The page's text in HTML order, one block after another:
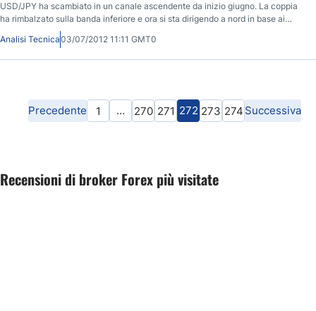
USD/JPY ha scambiato in un canale ascendente da inizio giugno. La coppia
ha rimbalzato sulla banda inferiore e ora si sta dirigendo a nord in base ai
grafici a 4H e 30M. Segui qui i Segnali Forex della coppia USD/JPY.
Analisi Tecnica03/07/2012 11:11 GMT0
Precedente 1 … 270 271 272 273 274 Successiva
Recensioni di broker Forex più visitate